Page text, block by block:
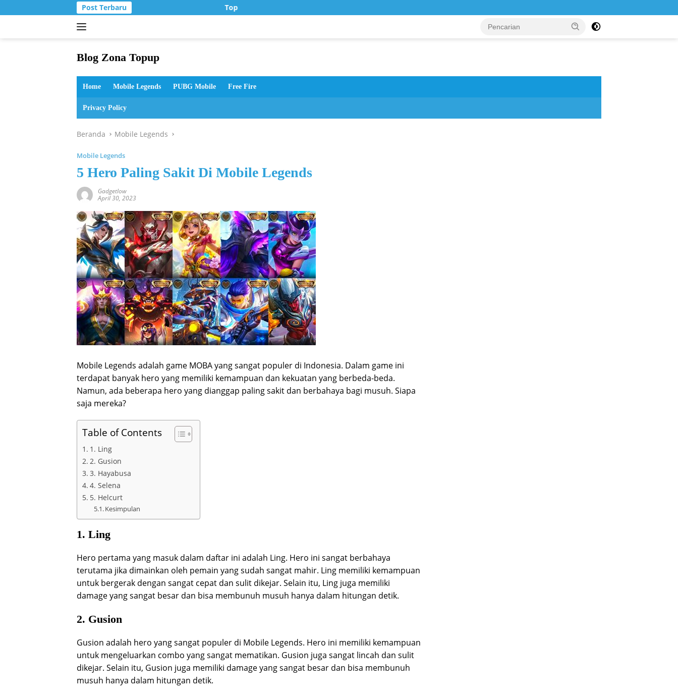
ke
Post Terbaru Top Up Murah di Zona Topup
Blog Zona Topup
dan
bermain
Home Mobile Legends PUBG Mobile Free Fire
Privacy Policy
Beranda Mobile Legends
Mobile Legends
5 Hero Paling Sakit Di Mobile Legends
Gadgetlow
April 30, 2023
Mobile Legends adalah game MOBA yang sangat populer di Indonesia. Dalam game ini
terdapat banyak hero yang memiliki kemampuan dan kekuatan yang berbeda-beda.
Namun, ada beberapa hero yang dianggap paling sakit dan berbahaya bagi musuh. Siapa
saja mereka?
Table of Contents
1. Ling
2. Gusion
3. Hayabusa
4. Selena
5. Helcurt
Kesimpulan
1. Ling
Hero pertama yang masuk dalam daftar ini adalah Ling. Hero ini sangat berbahaya
terutama jika dimainkan oleh pemain yang sudah sangat mahir. Ling memiliki kemampuan
untuk bergerak dengan sangat cepat dan sulit dikejar. Selain itu, Ling juga memiliki
damage yang sangat besar dan bisa membunuh musuh hanya dalam hitungan detik.
2. Gusion
Gusion adalah hero yang sangat populer di Mobile Legends. Hero ini memiliki kemampuan
untuk mengeluarkan combo yang sangat mematikan. Gusion juga sangat lincah dan sulit
dikejar. Selain itu, Gusion juga memiliki damage yang sangat besar dan bisa membunuh
musuh hanya dalam hitungan detik.